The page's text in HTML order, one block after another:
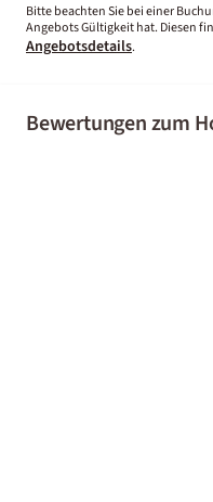
Bitte beachten Sie bei einer
Angebots Gültigkeit hat. Diesen
Angebotsdetails.
Bewertungen zum